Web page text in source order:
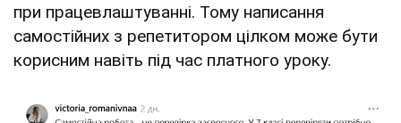
при працевлаштуванні. Тому написання
самостійних з репетитором цілком може бути
корисним навіть під час платного уроку.